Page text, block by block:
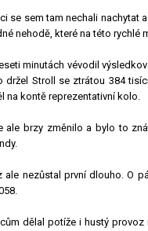
se sem tam nechali nachytat
nehodě, které na této
minutách vévodil
držel Stroll se ztrátou 384
na kontě reprezentativní kolo.
ale brzy změnilo a bylo to
ale nezůstal první dlouho. O
dělal potíže i hustý provoz